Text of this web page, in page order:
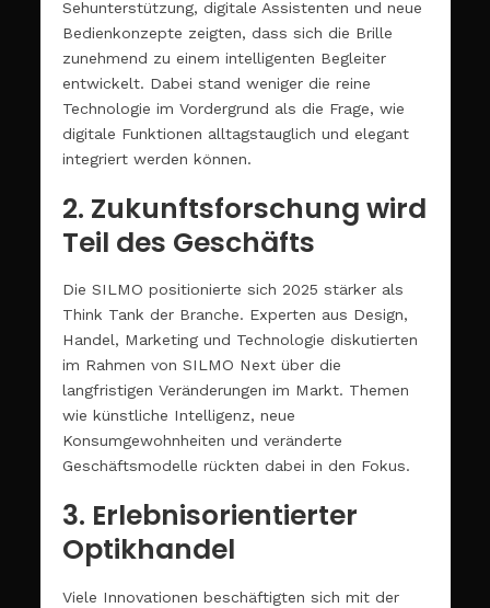
Sehunterstützung, digitale Assistenten und neue
Bedienkonzepte zeigten, dass sich die Brille
zunehmend zu einem intelligenten Begleiter
entwickelt. Dabei stand weniger die reine
Technologie im Vordergrund als die Frage, wie
digitale Funktionen alltagstauglich und elegant
integriert werden können.
2. Zukunftsforschung wird
Teil des Geschäfts
Die SILMO positionierte sich 2025 stärker als
Think Tank der Branche. Experten aus Design,
Handel, Marketing und Technologie diskutierten
im Rahmen von SILMO Next über die
langfristigen Veränderungen im Markt. Themen
wie künstliche Intelligenz, neue
Konsumgewohnheiten und veränderte
Geschäftsmodelle rückten dabei in den Fokus.
3. Erlebnisorientierter
Optikhandel
Viele Innovationen beschäftigten sich mit der